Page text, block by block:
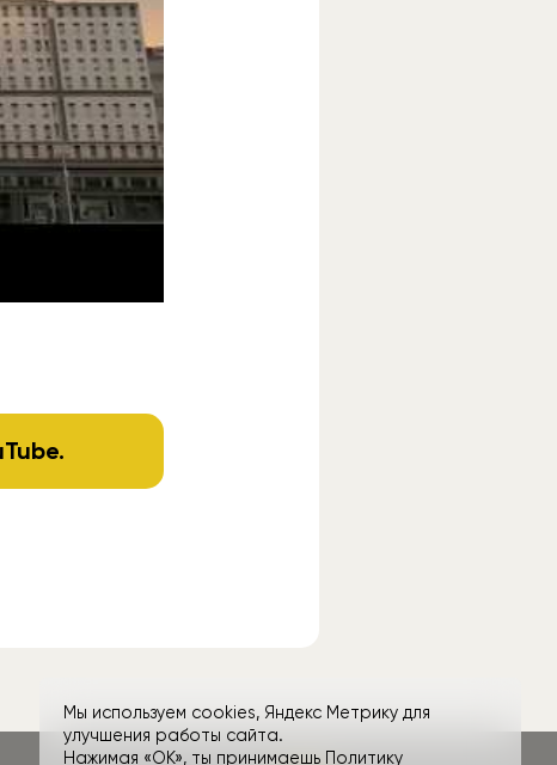
Далее он
по стенам.
.
Мы используем cookies, Яндекс Метрику для
улучшения работы сайта.
Нажимая «ОК», ты принимаешь Политику